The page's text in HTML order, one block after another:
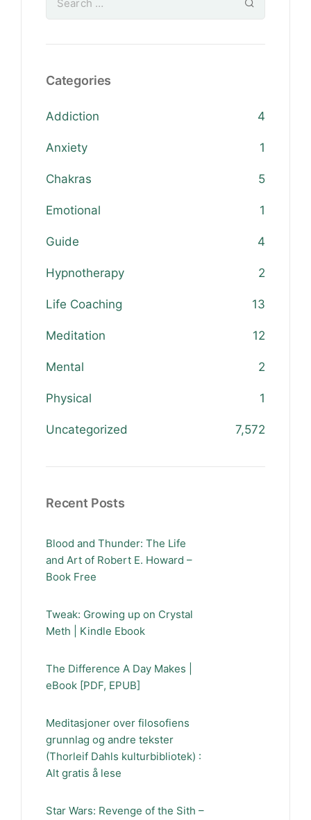
Categories
Addiction 4
Anxiety 1
Chakras 5
Emotional 1
Guide 4
Hypnotherapy 2
Life Coaching 13
Meditation 12
Mental 2
Physical 1
Uncategorized 7,572
Recent Posts
Blood and Thunder: The Life
and Art of Robert E. Howard –
Book Free
Tweak: Growing up on Crystal
Meth | Kindle Ebook
The Difference A Day Makes |
eBook [PDF, EPUB]
Meditasjoner over filosofiens
grunnlag og andre tekster
(Thorleif Dahls kulturbibliotek) :
Alt gratis å lese
Star Wars: Revenge of the Sith –